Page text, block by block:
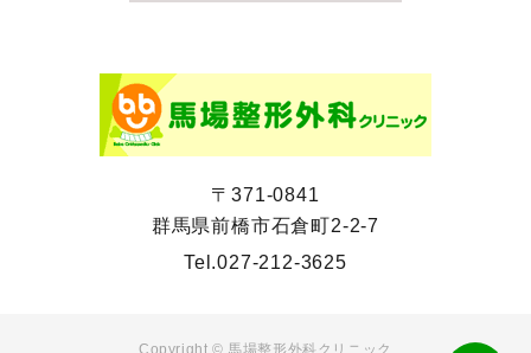
〒371-0841
群馬県前橋市石倉町2-2-7
Tel.027-212-3625
Copyright © 馬場整形外科クリニック